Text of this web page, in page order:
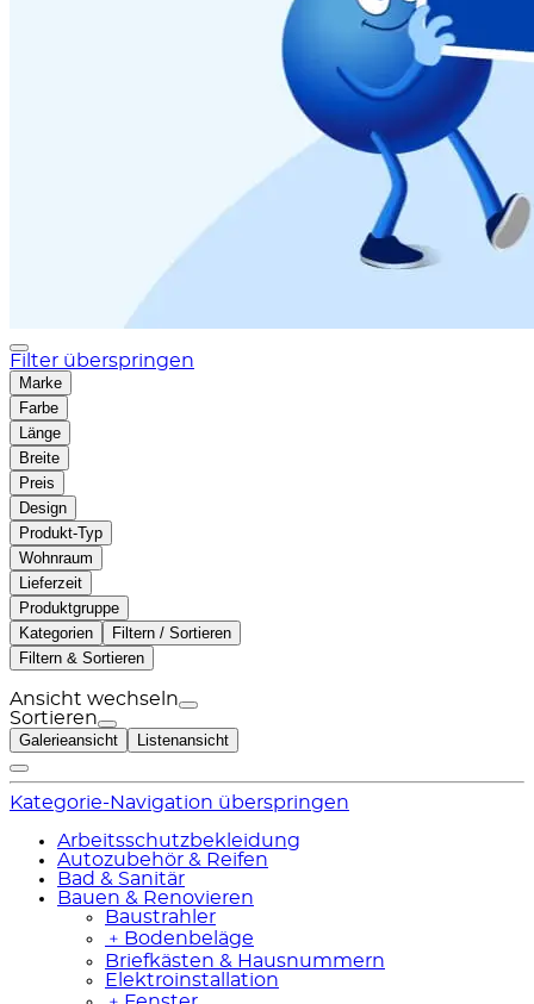
Filter überspringen
Marke
Farbe
Länge
Breite
Preis
Design
Produkt-Typ
Wohnraum
Lieferzeit
Produktgruppe
Kategorien
Filtern / Sortieren
Filtern & Sortieren
Ansicht wechseln
Sortieren
Galerieansicht Listenansicht
Kategorie-Navigation überspringen
Arbeitsschutzbekleidung
Autozubehör & Reifen
Bad & Sanitär
Bauen & Renovieren
Baustrahler
﹢ Bodenbeläge
Briefkästen & Hausnummern
Elektroinstallation